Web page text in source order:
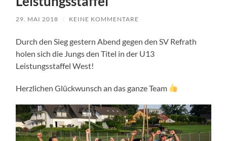
29. MAI 2018 / KEINE KOMMENTARE
Durch den Sieg gestern Abend gegen den SV Refrath
holen sich die Jungs den Titel in der U13
Leistungsstaffel West!
Herzlichen Glückwunsch an das ganze Team